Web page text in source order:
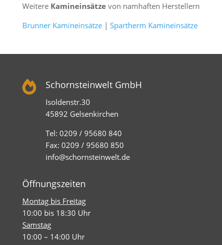
Weitere Kamineinsätzevon namhaften Herstellern
Brunner Kamineinsätze| Spartherm Kamineinsätze
 Schornsteinwelt GmbH
Isoldenstr.30
45892 Gelsenkirchen
Tel: 0209 / 95680 840
Fax: 0209 / 95680 850
info@schornsteinwelt.de
Öffnungszeiten
Montag bis Freitag
10:00 bis 18:30 Uhr
Samstag
10:00 – 14:00 Uhr